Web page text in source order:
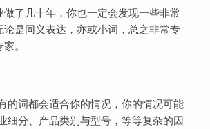
做了几十年，你也一定会发现一些非常
论是同义表达，亦或小词，总之非常专
。
的词都会适合你的情况，你的情况可能
细分、产品类别与型号，等等复杂的因